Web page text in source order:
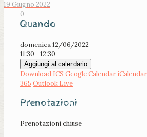
19 Giugno 2022
0
Quando
domenica 12/06/2022
11:30 - 12:30
Aggiungi al calendario
Download ICS Google Calendar iCalendar
365 Outlook Live
Prenotazioni
Prenotazioni chiuse